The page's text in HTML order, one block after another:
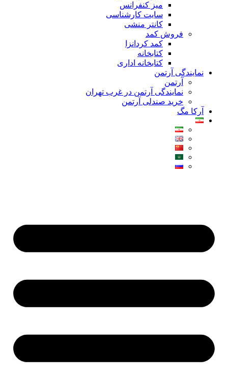
میز کنفرانس
سایت کارشناسی
کانتر منشی
فروش کمد
کمد کردانزا
کتابخانه
کتابخانه اداری
نمایندگی آرتمن
آرتمن
نمایندگی آرتمن در غرب تهران
خرید صندلی آرتمن
آرکا مگ